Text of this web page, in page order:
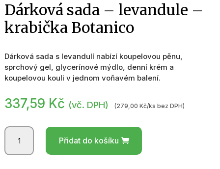
Dárková sada – levandule –
krabička Botanico
Dárková sada s levandulí nabízí koupelovou pěnu,
sprchový gel, glycerínové mýdlo, denní krém a
koupelovou kouli v jednom voňavém balení.
337,59 Kč (vč. DPH) (279,00 Kč/ks bez DPH)
Dárková
sada
-
Přidat do košíku